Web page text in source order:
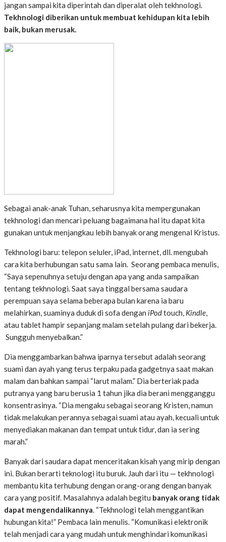
jangan sampai kita diperintah dan diperalat oleh tekhnologi.
Tekhnologi diberikan untuk membuat kehidupan kita lebih
baik, bukan merusak.
Sebagai anak-anak Tuhan, seharusnya kita mempergunakan
tekhnologi dan mencari peluang bagaimana hal itu dapat kita
gunakan untuk menjangkau lebih banyak orang mengenal Kristus.
Tekhnologi baru: telepon seluler, iPad, internet, dll. mengubah
cara kita berhubungan satu sama lain. Seorang pembaca menulis,
“Saya sepenuhnya setuju dengan apa yang anda sampaikan
tentang tekhnologi. Saat saya tinggal bersama saudara
perempuan saya selama beberapa bulan karena ia baru
melahirkan, suaminya duduk di sofa dengan iPodtouch, Kindle,
atau tablet hampir sepanjang malam setelah pulang dari bekerja.
Sungguh menyebalkan.”
Dia menggambarkan bahwa iparnya tersebut adalah seorang
suami dan ayah yang terus terpaku pada gadgetnya saat makan
malam dan bahkan sampai “larut malam.” Dia berteriak pada
putranya yang baru berusia 1 tahun jika dia berani mengganggu
konsentrasinya. “Dia mengaku sebagai seorang Kristen, namun
tidak melakukan perannya sebagai suami atau ayah, kecuali untuk
menyediakan makanan dan tempat untuk tidur, dan ia sering
marah.”
Banyak dari saudara dapat menceritakan kisah yang mirip dengan
ini. Bukan berarti teknologi itu buruk. Jauh dari itu — tekhnologi
membantu kita terhubung dengan orang-orang dengan banyak
cara yang positif. Masalahnya adalah begitu banyak orang tidak
dapat mengendalikannya. “Tekhnologi telah menggantikan
hubungan kita!” Pembaca lain menulis. “Komunikasi elektronik
telah menjadi cara yang mudah untuk menghindari komunikasi